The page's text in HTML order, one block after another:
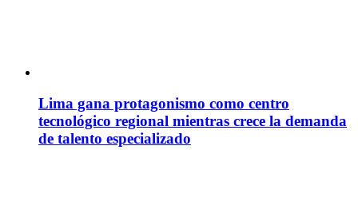
Lima gana protagonismo como centro
tecnológico regional mientras crece la demanda
de talento especializado